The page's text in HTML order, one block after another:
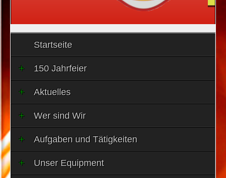
Startseite
150 Jahrfeier
Aktuelles
Wer sind Wir
Aufgaben und Tätigkeiten
Unser Equipment